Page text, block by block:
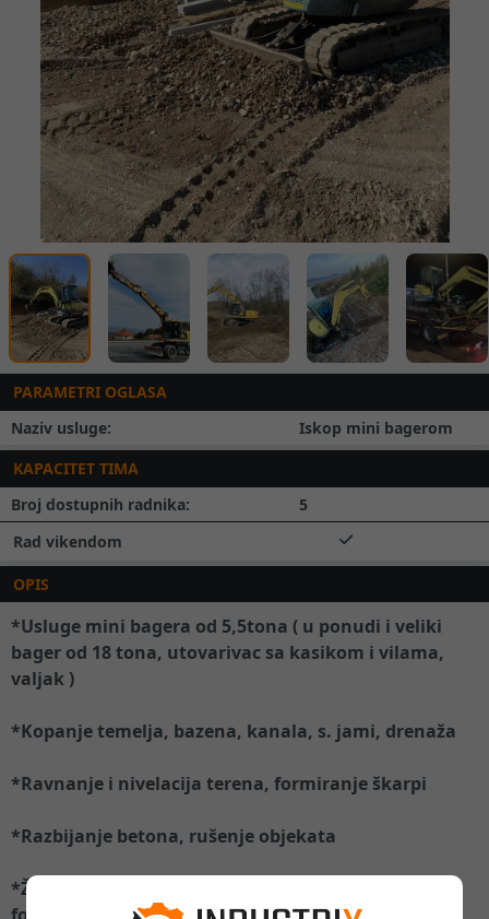
PARAMETRI OGLASA
Naziv usluge:
Iskop mini bagerom
KAPACITET TIMA
Broj dostupnih radnika:
5
Rad vikendom
OPIS
*Usluge mini bagera od 5,5tona ( u ponudi i veliki
bager od 18 tona, utovarivac sa kasikom i vilama,
valjak )
*Kopanje temelja, bazena, kanala, s. jami, drenaža
*Ravnanje i nivelacija terena, formiranje škarpi
*Razbijanje betona, rušenje objekata
*Žabanje, ravnanje tla, parterno uredjenje,